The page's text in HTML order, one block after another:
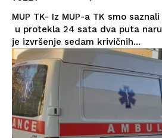
MUP TK- Iz MUP-a TK smo
u protekla 24 sata dva puta
je izvršenje sedam krivičnih...